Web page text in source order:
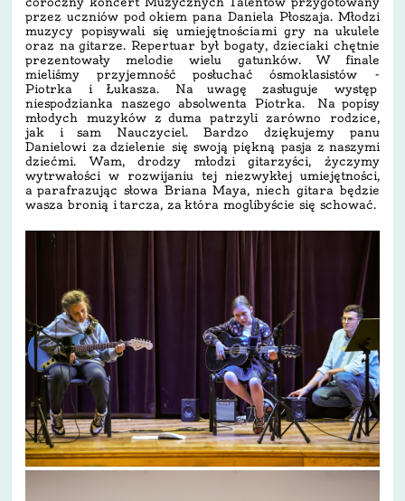
przez uczniów pod okiem pana Daniela Płoszaja. Młodzi
muzycy popisywali się umiejętnościami gry na ukulele
oraz na gitarze. Repertuar był bogaty, dzieciaki chętnie
prezentowały melodie wielu gatunków. W finale
mieliśmy przyjemność posłuchać ósmoklasistów -
Piotrka i Łukasza. Na uwagę zasługuje występ
niespodzianka naszego absolwenta Piotrka. Na popisy
młodych muzyków z duma patrzyli zarówno rodzice,
jak i sam Nauczyciel. Bardzo dziękujemy panu
Danielowi za dzielenie się swoją piękną pasja z naszymi
dziećmi. Wam, drodzy młodzi gitarzyści, życzymy
wytrwałości w rozwijaniu tej niezwykłej umiejętności,
a parafrazując słowa Briana Maya, niech gitara będzie
wasza bronią i tarcza, za która moglibyście się schować.